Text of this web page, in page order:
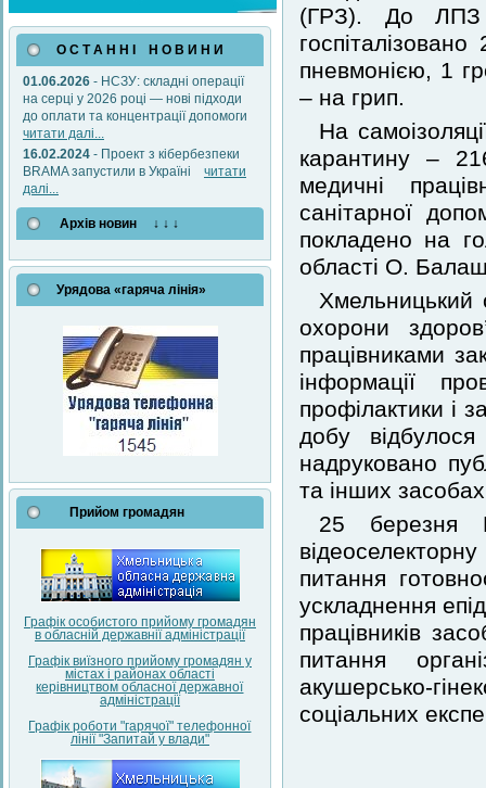
О С Т А Н Н І Н О В И Н И
01.06.2026 - НСЗУ: складні операції
на серці у 2026 році — нові підходи
до оплати та концентрації допомоги
читати далі...
16.02.2024 - Проект з кібербезпеки
BRAMA запустили в Україні читати
далі...
Архів новин ↓ ↓ ↓
Урядова «гаряча лінія»
Прийом громадян
Графік особистого прийому громадян
в обласній державнії адміністрації
Графік виїзного прийому громадян у
містах і районах області
керівництвом обласної державної
адміністрації
Графік роботи "гарячої" телефонної
лінії "Запитай у влади"
(ГРЗ). До ЛПЗ
пневмонією, 1
– на грип.
На
карантину –
медичні
санітарної
покладено на
області О.
Хмельницький
охорони
працівниками
інформації
профілактики і
добу
надруковано
та інших
25 березня
питання
ускладнення
працівників
питання
акушерсько-
соціальних